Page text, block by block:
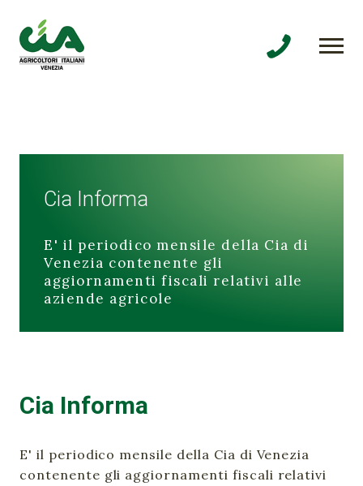
Cia Informa
E' il periodico mensile della Cia di
Venezia contenente gli
aggiornamenti fiscali relativi alle
aziende agricole
Cia Informa
E' il periodico mensile della Cia di Venezia
contenente gli aggiornamenti fiscali relativi